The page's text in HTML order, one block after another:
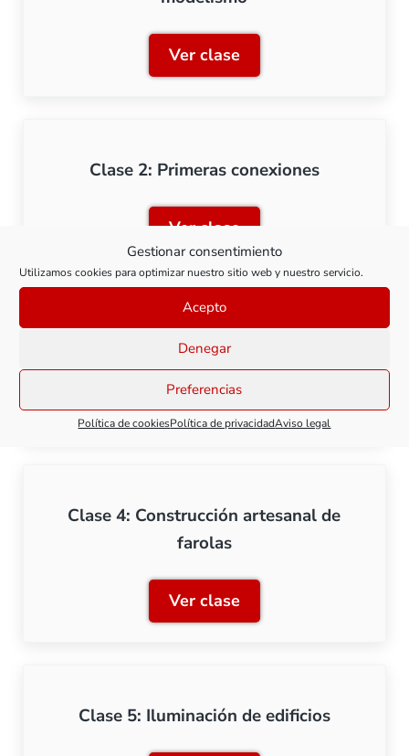
Gestionar consentimiento
Utilizamos cookies para optimizar nuestro sitio web y nuestro servicio.
Acepto
Denegar
Preferencias
Política de cookiesPolítica de privacidadAviso legal
Ver claseClase 1: Introducción a la
Clase 2: Primeras conexiones
Ver clase
Clase 3: Iluminación LED
Ver claseClase 3: Iluminación LED
Clase 4: Construcción artesanal de
farolas
Ver claseClase 4: Construcción
Clase 5: Iluminación de edificios